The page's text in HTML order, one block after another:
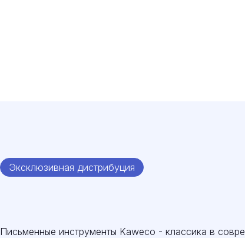
Эксклюзивная дистрибуция
Письменные инструменты Kaweco - классика в